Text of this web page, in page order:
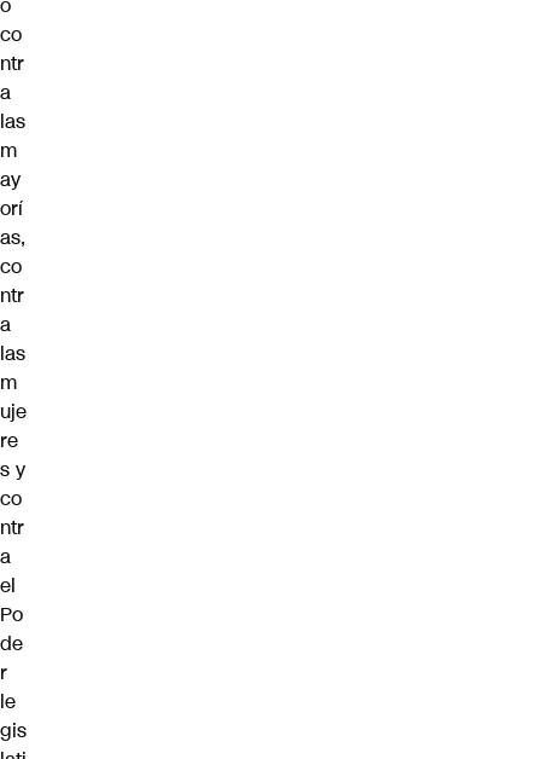
co
ntr
a
las
m
ay
orí
as,
co
ntr
a
las
m
uje
re
s y
co
ntr
a
el
Po
de
r
le
gis